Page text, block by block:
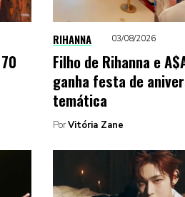
RIHANNA 03/08/2026
Filho de Rihanna e
ganha festa de
temática
PorVitória Zane